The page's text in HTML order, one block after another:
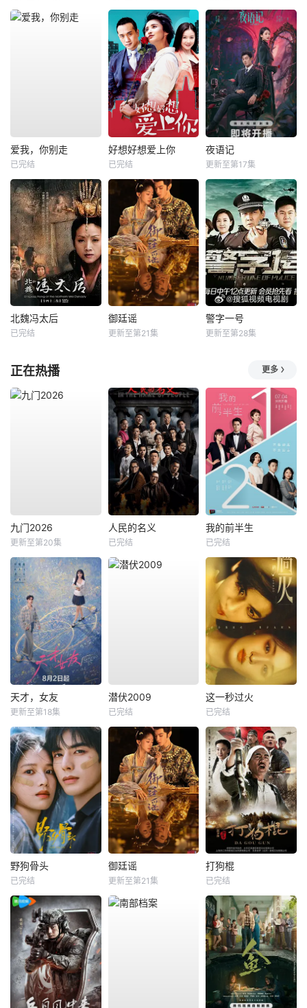
爱我，你别走
已完结
好想好想爱上你
已完结
夜语记
更新至第17集
北魏冯太后
已完结
御廷谣
更新至第21集
警字一号
更新至第28集
正在热播 更多
九门2026
更新至第20集
人民的名义
已完结
我的前半生
已完结
天才，女友
更新至第18集
潜伏2009
已完结
这一秒过火
已完结
野狗骨头
已完结
御廷谣
更新至第21集
打狗棍
已完结